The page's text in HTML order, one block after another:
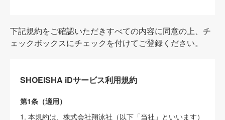
下記規約をご確認いただきすべての内容に同意の上、チ
ェックボックスにチェックを付けてご登録ください。
SHOEISHA iDサービス利用規約
第1条（適用）
1. 本規約は、株式会社翔泳社（以下「当社」といいます）